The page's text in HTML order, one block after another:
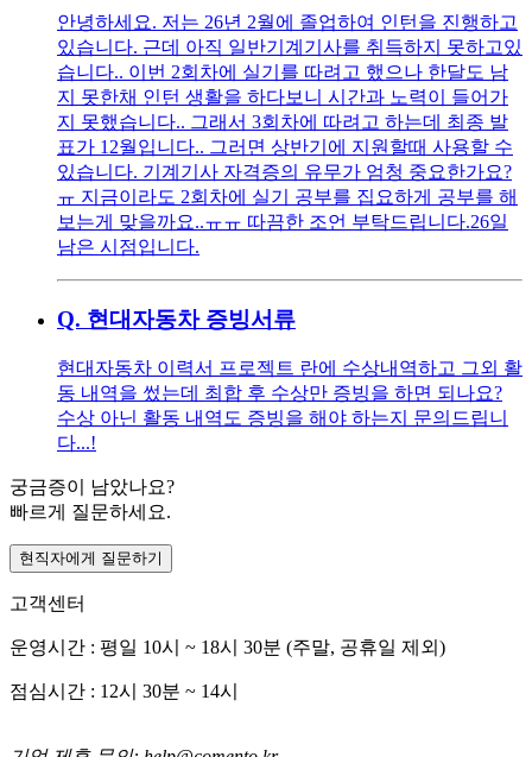
안녕하세요. 저는 26년 2월에 졸업하여 인턴을 진행하고
있습니다. 근데 아직 일반기계기사를 취득하지 못하고있
습니다.. 이번 2회차에 실기를 따려고 했으나 한달도 남
지 못한채 인턴 생활을 하다보니 시간과 노력이 들어가
지 못했습니다.. 그래서 3회차에 따려고 하는데 최종 발
표가 12월입니다.. 그러면 상반기에 지원할때 사용할 수
있습니다. 기계기사 자격증의 유무가 엄청 중요한가요?
ㅠ 지금이라도 2회차에 실기 공부를 집요하게 공부를 해
보는게 맞을까요..ㅠㅠ 따끔한 조언 부탁드립니다.26일
남은 시점입니다.
Q. 현대자동차 증빙서류
현대자동차 이력서 프로젝트 란에 수상내역하고 그외 활
동 내역을 썼는데 최합 후 수상만 증빙을 하면 되나요?
수상 아닌 활동 내역도 증빙을 해야 하는지 문의드립니
다...!
궁금증이 남았나요?
빠르게 질문하세요.
현직자에게 질문하기
고객센터
운영시간 : 평일 10시 ~ 18시 30분 (주말, 공휴일 제외)
점심시간 : 12시 30분 ~ 14시